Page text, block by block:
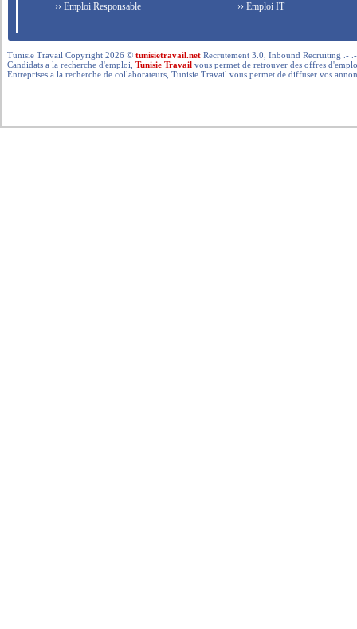
›› Emploi Responsable
›› Emploi IT
Tunisie Travail Copyright 2026 ©tunisietravail.net Recrutement 3.0, Inbound Recruiting .-
Candidats a la recherche d'emploi,Tunisie Travail vous permet de retrouver des offres
Entreprises a la recherche de collaborateurs, Tunisie Travail vous permet de diffuser vos